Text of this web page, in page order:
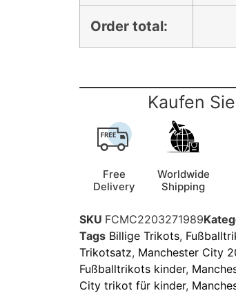
Order total:
Kaufen
Free
Delivery
Worldwide
Shipping
SKU FCMC2203271989
Tags Billige Trikots,
Trikotsatz, Manchester City
Fußballtrikots kinder,
City trikot für kinder,